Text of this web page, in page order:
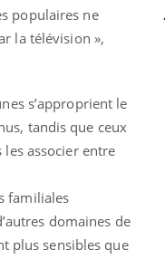
populaires ne
la télévision »,
s’approprient le
tandis que ceux
associer entre
familiales
domaines de
plus sensibles que